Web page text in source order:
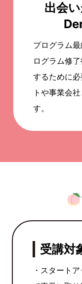
出会
プログラム
ログラム修
するために
トや事業会
す。
受講対
・スタート